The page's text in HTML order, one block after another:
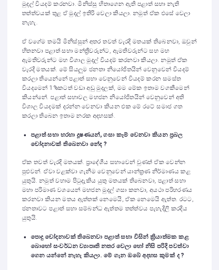
මුදල් වියදම් කරනවා. මිනිස්සු හිතාගෙන ඇති පළාත් සභා නැති
තත්ත්වයක් තුළ ඒ මුදල් ඉතිරි වෙලා කියලා. නමුත් ඒක එසේ වෙලා
නැහැ.
ඒ වගේම තමයි මිනිස්සුන් අතර තවත් වැරදි මතයක් තිබෙනවා, ඔවුන්
හිතනවා පළාත් සභා මන්ත්‍රීවරුන්ට, ඇමතිවරුන්ට සහ මහ
ඇමතිවරුන්ට මහ විශාල මුදල් වියදම් කරනවා කියලා. නමුත් ඒක
වැරදි මතයක්. මේ සියලුම ජනතා නියෝජිතයින් වෙනුවෙන් වියදම්
කරලා තියෙන්නේ පළාත් සභා වෙනුවෙන් වියදම් කරන සමස්ත
වියදමෙන් 1%කටත් වඩා අඩු මුදලක්, මම මේක ඉතාම වගකීමෙන්
කියන්නේ. පළාත් සභාවල මහජන නියෝජිතයින් වෙනුවෙන් අති
විශාල වියදමක් දරන්න වෙනවා කියන එක මේ රටේ සමාජ ගත
කරලා තිබෙන ඉතාම නරක අදහසක්.
පළාත් සභා හරහා දූෂණයන්, ගසා කෑම් වෙනවා කියන ප්‍රබල
චෝදනාවක් තිබෙනවා නේද ?
ඒක තවත් වැරදි මතයක්. ප්‍රාදේශීය සභාවෙන් වුණත් ඒක වෙන්න
පුළුවන්. ඒවා වළක්වා ගැනීම වෙනුවෙන් යාන්ත්‍රණ නිර්මාණය කළ
යුතුයි. නමුත් වහාම පිටුදැකිය යුතු මතයක් තිබෙනවා, පළාත් සභා
මහා පරිමාණ වශයෙන් මහජන මුදල් ගසා කනවා, අයථා පරිහරණය
කරනවා කියන මතය ඇත්තක් නෙමෙයි, ඒක නෙමෙයි ඇත්ත. රටට,
ජනතාවට පළාත් සභා සම්බන්ධ ඇත්තම තත්ත්වය පැහැදිලි කරදිය
යුතුයි.
පොදු චෝදනාවක් තිබෙනවා පළාත් සභා විසින් ක්‍රියාත්මක කළ
බොහෝ සංවර්ධන ව්‍යාපෘති නතර වෙලා හෝ නිසි පරිදි පවත්වා
ගෙන යන්නේ නැහැ කියලා. මේ ගැන ඔබේ අදහස කුමක් ද ?